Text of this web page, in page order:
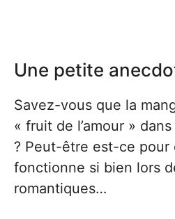
Une petite
Savez-vous que la
« fruit de l’amour »
? Peut-être est-ce pour
fonctionne si bien lors
romantiques…